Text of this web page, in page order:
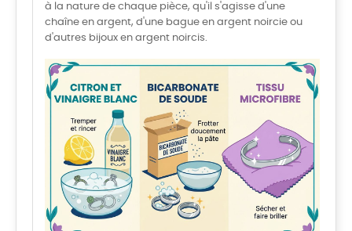
à la nature de chaque pièce, qu'il s'agisse d'une
chaîne en argent, d'une bague en argent noircie ou
d'autres bijoux en argent noircis.